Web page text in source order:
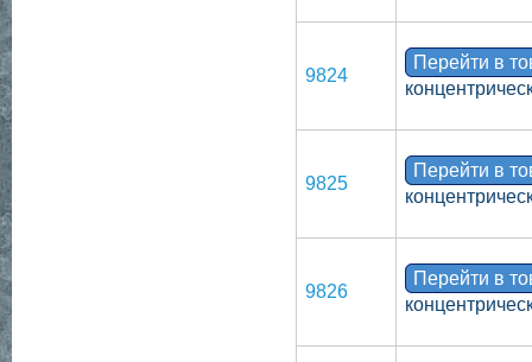
9824
Перейти в
9825
Перейти в
9826
Перейти в